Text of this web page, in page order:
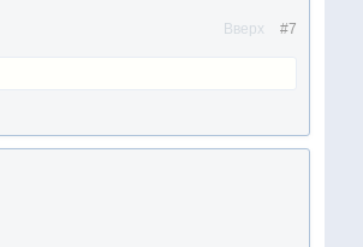
#7
Вверх